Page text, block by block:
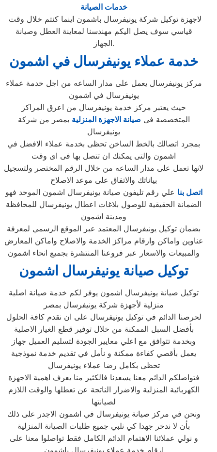
خدمات الصيانة
قياسي سوف يصل اليكم مهندسنا لمعاينة العطل وصيانة
الجهاز.
خدمة عملاء يونيفرسال في اشمون
مركز يونيفرسال يعمل على مدار الساعه من اجل خدمة عملاء
يونيفرسال في اشمون
حيث يعتبر مركز خدمة يونيفرسال من اعرق المراكز
المتخصصة فى صيانة الاجهزة المنزلية بمصر من شركة
يونيفرسال
بمجرد اتصالك بالخط الساخن تحظى بخدمة عملاء الافضل في
اشمون والتى يمكنك ان تتصل بها فى اى وقت
لانها تعمل على مدار الساعه من خلال الرقم المختصر ولتسجيل
بياناتك والاتفاق على موعد الاصلاح
اتصل بنا علي رقم تليفون صيانة يونيفرسال اشمون الموحد فهو
الضمانة الحقيقية للوصول بلاغات اعطال يونيفرسال للمحافظة
ومدينة اشمون
بضمان توكيل يونيفرسال المعتمد عبر الموقع الرسمي لمعرفة
عناوين واماكن وارقام مراكز الخدمة والاصلاح واماكن المعارض
والمبيعات والاسعار عبر فروعنا المنتشرة بجميع انحاء اشمون
توكيل صيانة يونيفرسال اشمون
توكيل صيانة يونيفرسال اشمون يوفر لكم خدمة صيانة اصلية
منزلية لأجهزة شركة يونيفرسال بمصر
لحرصنا الدائم في توكيل يونيفرسال على ان نقدم كافة الحلول
بأفضل السبل الممكنة من خلال توفير قطع الغيار الاصلية
وبخدمة تتوافق مع اعلي معايير الجودة لتسليم العميل جهاز
يعمل بأقصي كفاءة ممكنة و نأمل في تقديم خدمة نموذجية
تحظى بكامل رضا عملاء يونيفرسال
فتواصلكم الدائم معنا يسعدنا فالكثير منا يعرف اهمية الاجهزة
الكهربائية المنزلية والاضرار الناتجة عن تعطلها والوقت اللازم
لصيانتها
ونحن في مركز صيانة يونيفرسال في اشمون الاجدر على ذلك
بأن لا ندخر جهدا كي نلبي جميع طلبات الصيانة المنزلية
و نولي عملائنا الاهتمام الدائم الكامل فقط تواصلوا معنا على
ارقام خدمة عملاء يونيفرسال باشمون